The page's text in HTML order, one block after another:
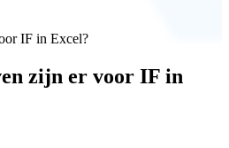
IF in Excel?
zijn er voor IF in